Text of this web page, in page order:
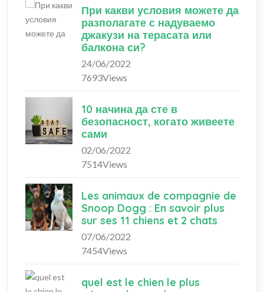
При какви условия можете да
разполагате с надуваемо
джакузи на терасата или
балкона си?
24/06/2022
7693Views
10 начина да сте в
безопасност, когато живеете
сами
02/06/2022
7514Views
Les animaux de compagnie de
Snoop Dogg : En savoir plus
sur ses 11 chiens et 2 chats
07/06/2022
7454Views
quel est le chien le plus